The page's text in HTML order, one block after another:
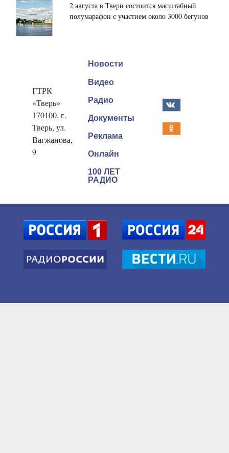
2 августа в Твери состоится масштабный
полумарафон с участием около 3000 бегунов
ГТРК
«Тверь»
170100. г.
Тверь, ул.
Вагжанова,
9
Новости
Видео
Радио
Документы
Реклама
Онлайн
100 ЛЕТ
РАДИО